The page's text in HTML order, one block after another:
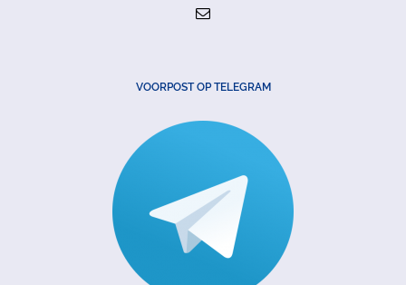
VOORPOST OP TELEGRAM